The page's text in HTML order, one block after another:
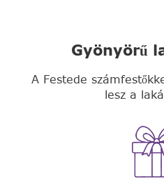
Gyönyörű
A Festede
lesz a